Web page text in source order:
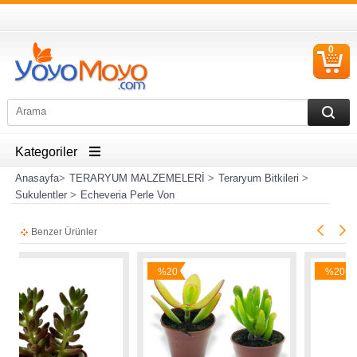
0
Kategoriler
Anasayfa> TERARYUM MALZEMELERİ > Teraryum Bitkileri >
Sukulentler> Echeveria Perle Von
Benzer Ürünler
İndirim